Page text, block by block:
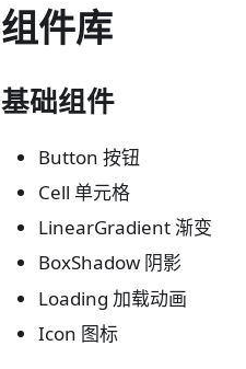
组件库
基础组件
Button 按钮
Cell 单元格
LinearGradient 渐变
BoxShadow 阴影
Loading 加载动画
Icon 图标